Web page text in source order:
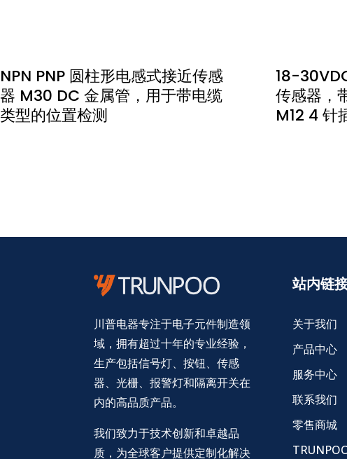
NPN PNP 圆柱形电感式接近传感
器 M30 DC 金属管，用于带电缆
类型的位置检测
18-
传感器，
M12 4 针
川普电器专注于电子元件制造领
域，拥有超过十年的专业经验，
生产包括信号灯、按钮、传感
器、光栅、报警灯和隔离开关在
内的高品质产品。
我们致力于技术创新和卓越品
质，为全球客户提供定制化解决
站内链
关于我们
产品中心
服务中心
联系我们
零售商城